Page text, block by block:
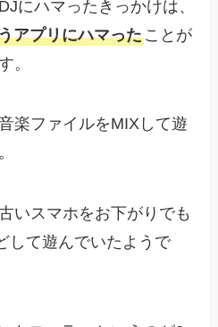
にハマったきっかけは、
アプリにハマったことが
。
楽ファイルをMIXして遊
いスマホをお下がりでも
して遊んでいたようで